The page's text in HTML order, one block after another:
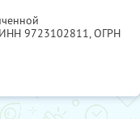
ИНН 9723102811, ОГРН